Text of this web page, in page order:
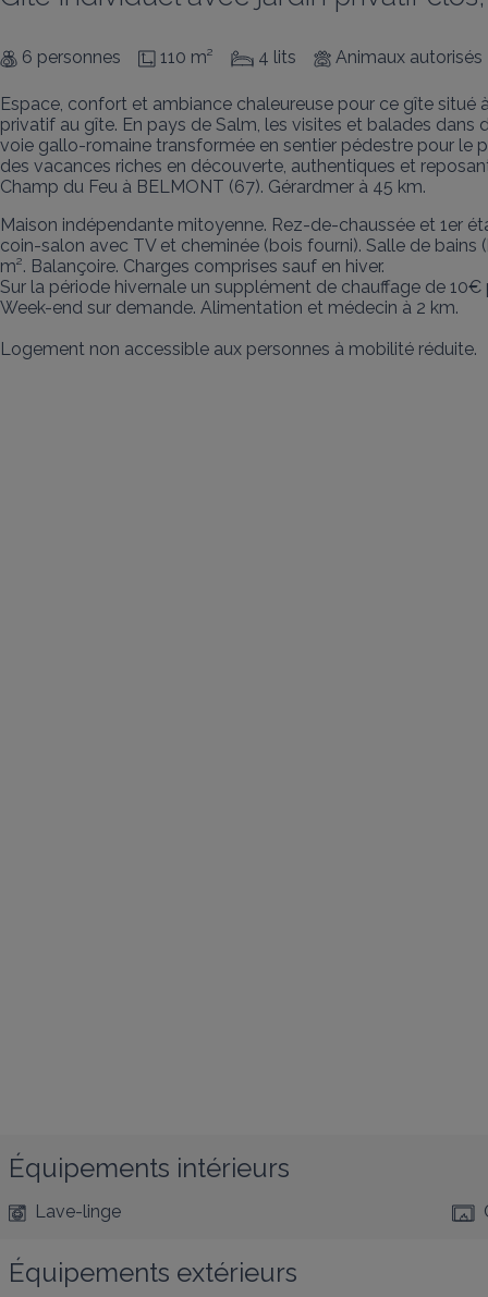
6 personnes 110 m² 4 lits Animaux autorisés
Espace, confort et ambiance chaleureuse pour ce gîte
privatif au gîte. En pays de Salm, les visites et balades
voie gallo-romaine transformée en sentier pédestre pour le
des vacances riches en découverte, authentiques et
Champ du Feu à BELMONT (67). Gérardmer à 45 km.
Maison indépendante mitoyenne. Rez-de-chaussée et 1er
coin-salon avec TV et cheminée (bois fourni). Salle de bains
m². Balançoire. Charges comprises sauf en hiver.
Sur la période hivernale un supplément de chauffage de
Week-end sur demande. Alimentation et médecin à 2 km.
Logement non accessible aux personnes à mobilité réduite.
Équipements intérieurs
Lave-linge
Équipements extérieurs